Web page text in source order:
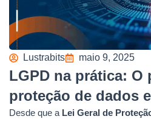
Lustrabits maio 9, 2025
LGPD na prática: O
proteção de dados
Desde que a Lei Geral de